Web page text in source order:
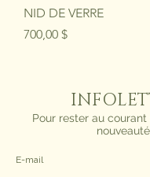
NID DE VERRE
Prix
700,00 $
Pour rester au